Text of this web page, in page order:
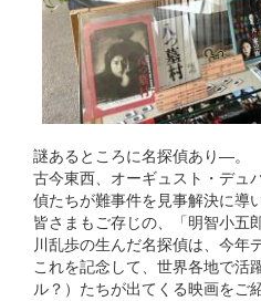
謎あるところに名探偵あり―。
古今東西、オーギュスト・デュ
偵たちが難事件を見事解決に導
皆さまもご存じの、「明智小五
川乱歩の生んだ名探偵は、今年
これを記念して、世界各地で活
ル？）たちが出てくる映画をご